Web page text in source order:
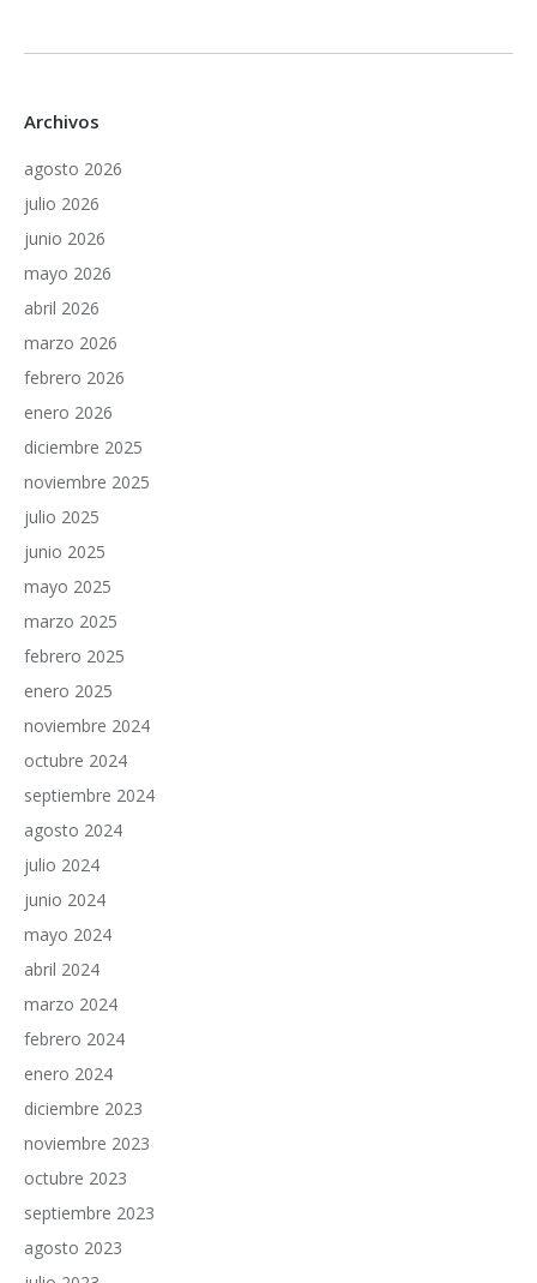
Archivos
agosto 2026
julio 2026
junio 2026
mayo 2026
abril 2026
marzo 2026
febrero 2026
enero 2026
diciembre 2025
noviembre 2025
julio 2025
junio 2025
mayo 2025
marzo 2025
febrero 2025
enero 2025
noviembre 2024
octubre 2024
septiembre 2024
agosto 2024
julio 2024
junio 2024
mayo 2024
abril 2024
marzo 2024
febrero 2024
enero 2024
diciembre 2023
noviembre 2023
octubre 2023
septiembre 2023
agosto 2023